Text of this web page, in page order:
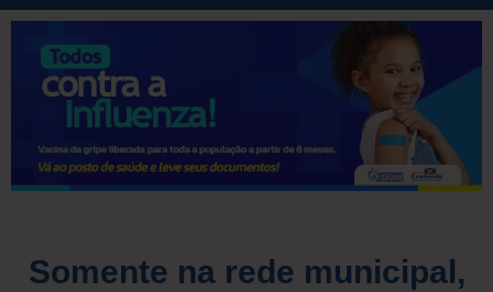
Somente na rede municipal,